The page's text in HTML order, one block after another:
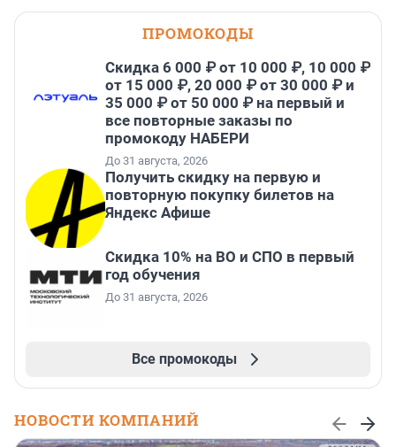
ПРОМОКОДЫ
Скидка 6 000 ₽ от 10 000 ₽, 10 000 ₽
от 15 000 ₽, 20 000 ₽ от 30 000 ₽ и
35 000 ₽ от 50 000 ₽ на первый и
все повторные заказы по
промокоду НАБЕРИ
До 31 августа, 2026
Получить скидку на первую и
повторную покупку билетов на
Яндекс Афише
Скидка 10% на ВО и СПО в первый
год обучения
До 31 августа, 2026
Все промокоды
НОВОСТИ КОМПАНИЙ